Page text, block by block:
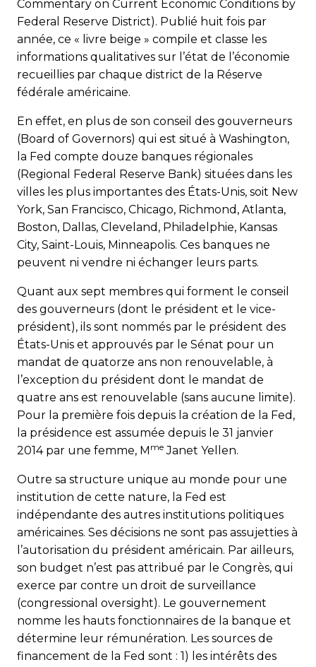
Commentary on Current Economic Conditions by
Federal Reserve District). Publié huit fois par
année, ce « livre beige » compile et classe les
informations qualitatives sur l’état de l’économie
recueillies par chaque district de la Réserve
fédérale américaine.
En effet, en plus de son conseil des gouverneurs
(Board of Governors) qui est situé à Washington,
la Fed compte douze banques régionales
(Regional Federal Reserve Bank) situées dans les
villes les plus importantes des États-Unis, soit New
York, San Francisco, Chicago, Richmond, Atlanta,
Boston, Dallas, Cleveland, Philadelphie, Kansas
City, Saint-Louis, Minneapolis. Ces banques ne
peuvent ni vendre ni échanger leurs parts.
Quant aux sept membres qui forment le conseil
des gouverneurs (dont le président et le vice-
président), ils sont nommés par le président des
États-Unis et approuvés par le Sénat pour un
mandat de quatorze ans non renouvelable, à
l’exception du président dont le mandat de
quatre ans est renouvelable (sans aucune limite).
Pour la première fois depuis la création de la Fed,
la présidence est assumée depuis le 31 janvier
2014 par une femme, M me Janet Yellen.
Outre sa structure unique au monde pour une
institution de cette nature, la Fed est
indépendante des autres institutions politiques
américaines. Ses décisions ne sont pas assujetties à
l’autorisation du président américain. Par ailleurs,
son budget n’est pas attribué par le Congrès, qui
exerce par contre un droit de surveillance
(congressional oversight). Le gouvernement
nomme les hauts fonctionnaires de la banque et
détermine leur rémunération. Les sources de
financement de la Fed sont : 1) les intérêts des